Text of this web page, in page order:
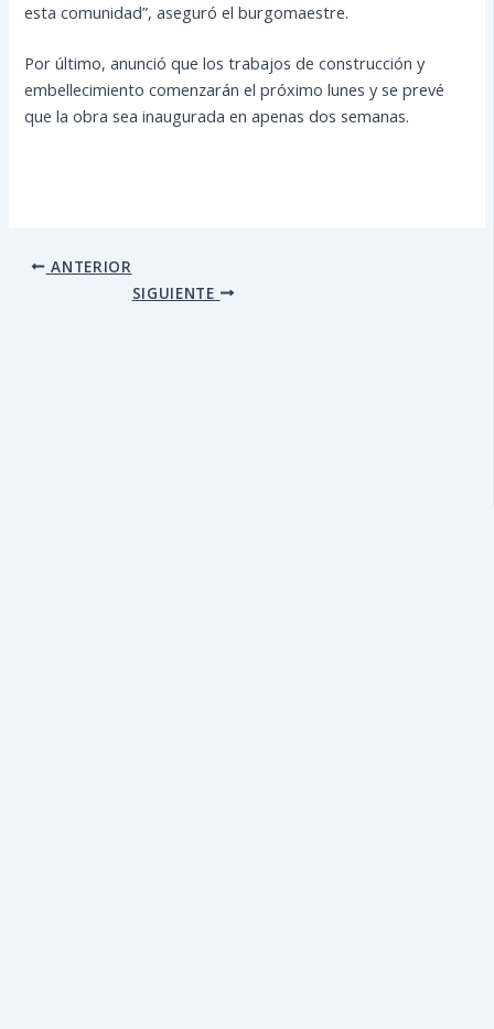
esta comunidad”, aseguró el burgomaestre.
Por último, anunció que los trabajos de construcción y
embellecimiento comenzarán el próximo lunes y se prevé
que la obra sea inaugurada en apenas dos semanas.
ANTERIOR
SIGUIENTE